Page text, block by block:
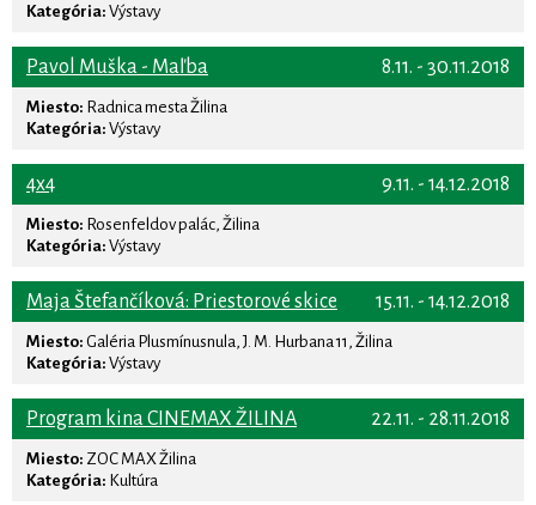
Kategória: Výstavy
8.11. - 30.11.2018
Pavol Muška - Maľba
Miesto: Radnica mesta Žilina
Kategória: Výstavy
9.11. - 14.12.2018
4x4
Miesto: Rosenfeldov palác, Žilina
Kategória: Výstavy
15.11. - 14.12.2018
Maja Štefančíková: Priestorové skice
Miesto: Galéria Plusmínusnula, J. M. Hurbana 11, Žilina
Kategória: Výstavy
22.11. - 28.11.2018
Program kina CINEMAX ŽILINA
Miesto: ZOC MAX Žilina
Kategória: Kultúra